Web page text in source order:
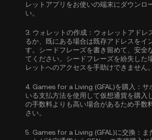
レットアプリをお使いの端末にダウンロ
い。
3. ウォレットの作成： ウォレットアドレ
るか、既にある場合は既存アドレスをイ
す。シードフレーズを書き留めて、安全
てください。シードフレーズを紛失した
レットへのアクセスを手助けできません。
4. Games for a Living (GFAL)を購入： サ
いる支払方法を使用して仮想通貨を購入
の手数料よりも高い場合があるため手数
さい。
5. Games for a Living (GFAL)に交換： ま